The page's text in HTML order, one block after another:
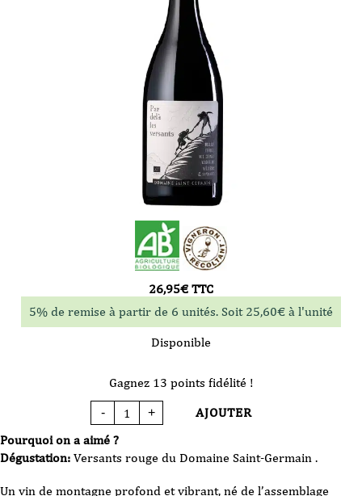
Pourquoi on a aimé ?
Dégustation: Versants rouge du Domaine Saint-Germain .
Un vin de montagne profond et vibrant, né de l’assemblage
26,95€ TTC
5% de remise à partir de 6 unités. Soit 25,60€ à l'unité
Disponible
Gagnez 13 points fidélité !
-
quantité
de
rouge
Domaine
-
+ AJOUTER